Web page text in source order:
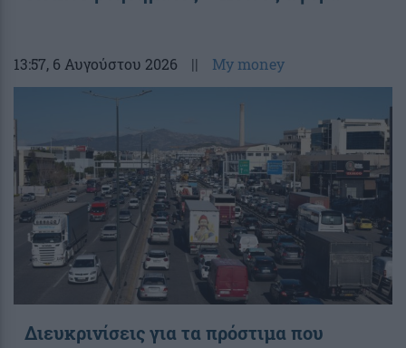
13:57, 6 Αυγούστου 2026 || My money
Διευκρινίσεις για τα πρόστιμα που